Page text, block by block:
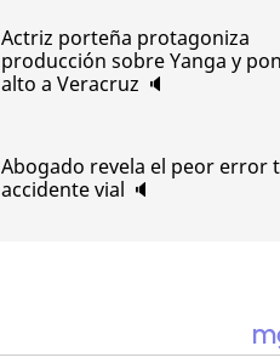
Actriz porteña protagoniza
producción sobre Yanga y
alto a Veracruz 🔈
Abogado revela el peor error
accidente vial 🔈